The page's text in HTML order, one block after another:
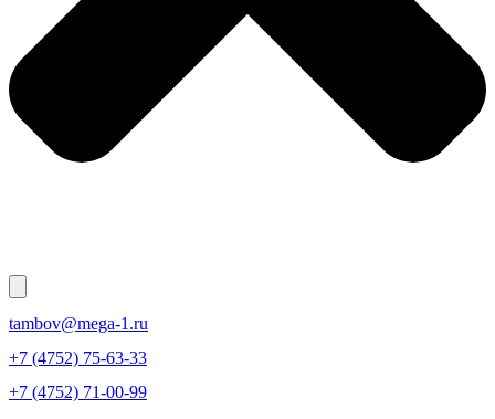
tambov@mega-1.ru
+7 (4752) 75-63-33
+7 (4752) 71-00-99